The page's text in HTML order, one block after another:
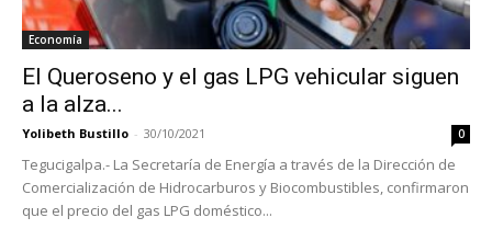
Economía
El Queroseno y el gas LPG vehicular siguen
a la alza...
Yolibeth Bustillo - 30/10/2021 0
Tegucigalpa.- La Secretaría de Energía a través de la Dirección de
Comercialización de Hidrocarburos y Biocombustibles, confirmaron
que el precio del gas LPG doméstico...